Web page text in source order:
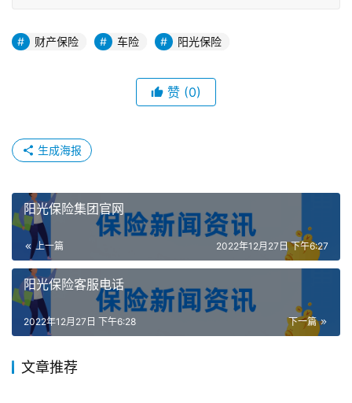
财产保险 车险 阳光保险
赞 (0)
生成海报
阳光保险集团官网
上一篇 2022年12月27日 下午6:27
阳光保险客服电话
下一篇
2022年12月27日 下午6:28
文章推荐